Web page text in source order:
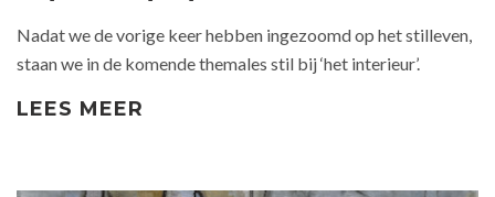
Nadat we de vorige keer hebben ingezoomd op het stilleven,
staan we in de komende themales stil bij ‘het interieur’.
LEES MEER